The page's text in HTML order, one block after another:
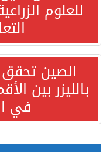
للعلوم
الصين تحقق
بالليزر بين
في